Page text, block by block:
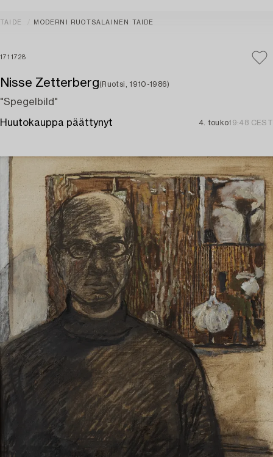
TAIDE MODERNI RUOTSALAINEN TAIDE
1711728
Nisse Zetterberg(Ruotsi, 1910-1986)
"Spegelbild"
Huutokauppa päättynyt 4. touko19:48 CEST